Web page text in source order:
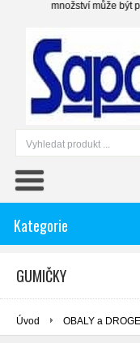
může být pouze
Kategorie
GUMIČKY
Úvod OBALY a